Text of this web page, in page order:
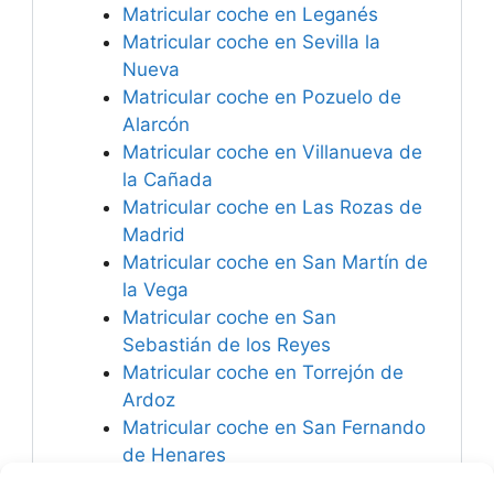
Matricular coche en Leganés
Matricular coche en Sevilla la
Nueva
Matricular coche en Pozuelo de
Alarcón
Matricular coche en Villanueva de
la Cañada
Matricular coche en Las Rozas de
Madrid
Matricular coche en San Martín de
la Vega
Matricular coche en San
Sebastián de los Reyes
Matricular coche en Torrejón de
Ardoz
Matricular coche en San Fernando
de Henares